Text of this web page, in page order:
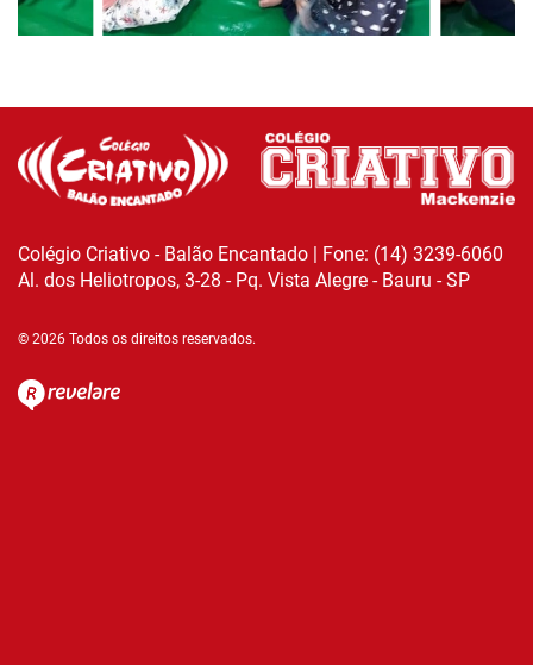
Colégio Criativo - Balão Encantado | Fone: (14) 3239-6060
Al. dos Heliotropos, 3-28 - Pq. Vista Alegre - Bauru - SP
© 2026 Todos os direitos reservados.